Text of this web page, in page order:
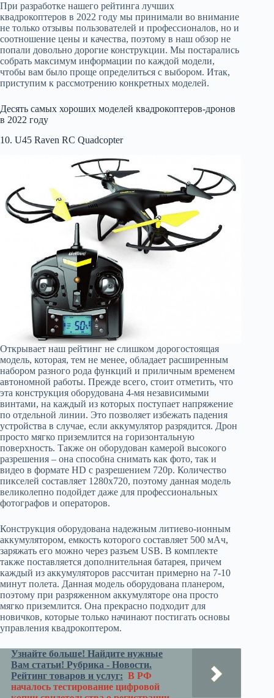
При разработке нашего рейтинга лучших
квадрокоптеров в 2022 году мы принимали во внимание
не только отзывы пользователей и профессионалов, но и
соотношение цены и качества, поэтому в наш обзор не
попали довольно дорогие конструкции. Мы постарались
собрать максимум информации по каждой модели,
чтобы вам было проще определиться с выбором. Итак,
приступим к рассмотрению конкретных моделей.
Десять самых хороших моделей квадрокоптеров-дронов
в 2022 году
10. U45 Raven RC Quadcopter
Открывает наш рейтинг не слишком дорогостоящая
модель, которая, тем не менее, обладает расширенным
набором разного рода функций и приличным временем
автономной работы. Прежде всего, стоит отметить, что
эта конструкция оборудована 4-мя независимыми
винтами, на каждый из которых поступает напряжение
по отдельной линии. Это позволяет избежать падения
устройства в случае, если аккумулятор разрядится. Дрон
просто мягко приземлится на горизонтальную
поверхность. Также он оборудован камерой высокого
разрешения – она способна снимать как фото, так и
видео в формате HD с разрешением 720р. Количество
пикселей составляет 1280х720, поэтому данная модель
великолепно подойдет даже для профессиональных
фотографов и операторов.
Конструкция оборудована надежным литиево-ионным
аккумулятором, емкость которого составляет 500 мАч,
заряжать его можно через разъем USB. В комплекте
также поставляется дополнительная батарея, причем
каждый из аккумуляторов рассчитан примерно на 7-10
минут полета. Данная модель оборудована планером,
поэтому при разряженном аккумуляторе она просто
мягко приземлится. Она прекрасно подходит для
новичков, которые только начинают постигать основы
управления квадрокоптером.
Узнайте больше! Найдите нужные
Вам статьи! Рубрика - Новости.
Рейтинг товаров и услуг: В РФ
началось тестирование цифровой